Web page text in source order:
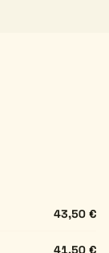
43,50 €
41,50 €